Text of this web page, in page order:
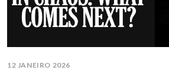
12 JANEIRO 2026